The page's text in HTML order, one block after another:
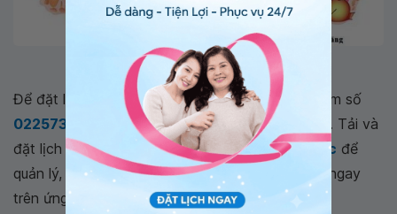
Răng bị viêm tủy không tự lành lại được
Để đặt lịch khám tại viện, Quý khách vui lòng bấm số
02257309888
hoặc đặt lịch trực tiếpTẠI ĐÂY . Tải và
đặt lịch khám tự động trênứng dụng MyVinmec để
quản lý, theo dõi lịch và đặt hẹn mọi lúc mọi nơi ngay
trên ứng dụng.